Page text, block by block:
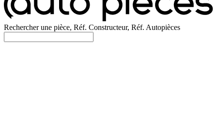
Rechercher une pièce, Réf. Constructeur, Réf. Autopièces